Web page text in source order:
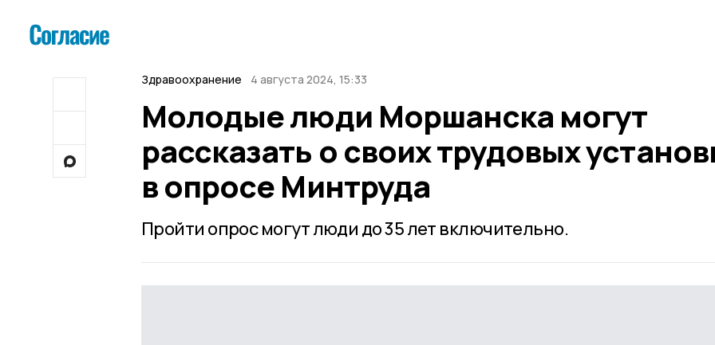
Здравоохранение 4 августа 2024, 15:33
Молодые люди Моршанска могут
рассказать о своих трудовых
в опросе Минтруда
Пройти опрос могут люди до 35 лет включительно.